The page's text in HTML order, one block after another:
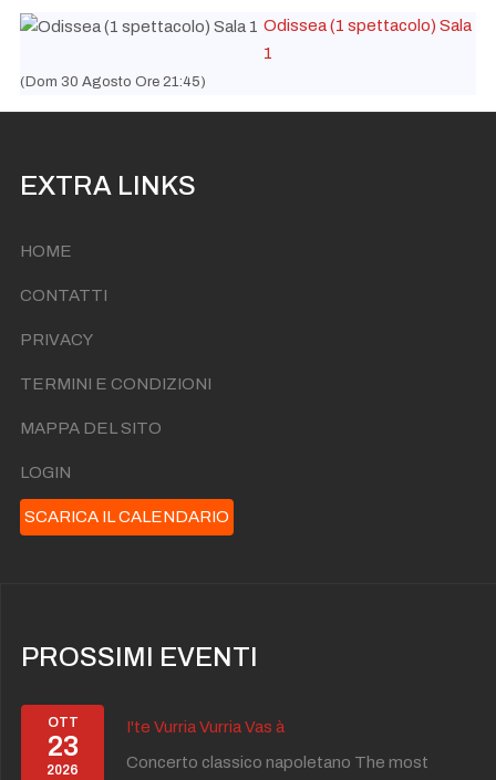
Odissea (1 spettacolo) Sala
1
(Dom 30 Agosto Ore 21:45)
EXTRA LINKS
HOME
CONTATTI
PRIVACY
TERMINI E CONDIZIONI
MAPPA DEL SITO
LOGIN
SCARICA IL CALENDARIO
PROSSIMI EVENTI
OTT
23
2026
I'te Vurria Vurria Vas à
Concerto classico napoletano The most